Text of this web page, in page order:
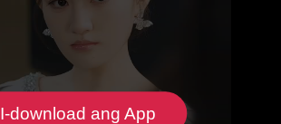
I-download ang App